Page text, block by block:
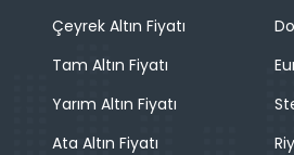
Çeyrek Altın Fiyatı
Tam Altın Fiyatı
Yarım Altın Fiyatı
Ata Altın Fiyatı